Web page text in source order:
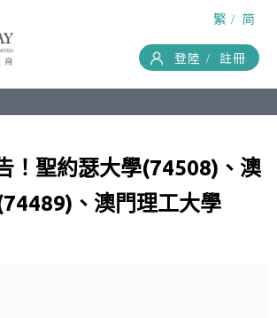
繁 简
登陸 註冊
！聖約瑟大學(74508)、澳
、澳門理工大學